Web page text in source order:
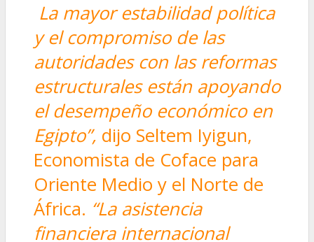
La mayor estabilidad política
y el compromiso de las
autoridades con las reformas
estructurales están apoyando
el desempeño económico en
Egipto”, dijo Seltem Iyigun,
Economista de Coface para
Oriente Medio y el Norte de
África. “La asistencia
financiera internacional